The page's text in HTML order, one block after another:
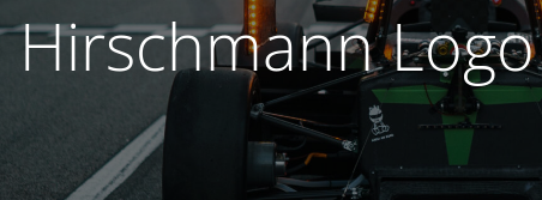
Hirschmann